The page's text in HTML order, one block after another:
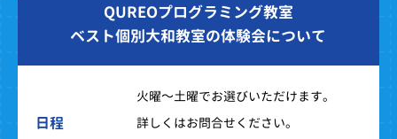
QUREOプログラミング教室
ベスト個別大和教室の体験会について
日程
火曜～土曜でお選びいただけます。
詳しくはお問合せください。